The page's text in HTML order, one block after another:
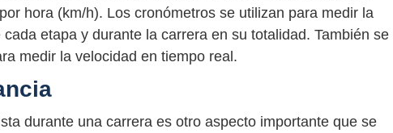
hora (km/h). Los cronómetros se utilizan para medir la
etapa y durante la carrera en su totalidad. También se
medir la velocidad en tiempo real.
durante una carrera es otro aspecto importante que se